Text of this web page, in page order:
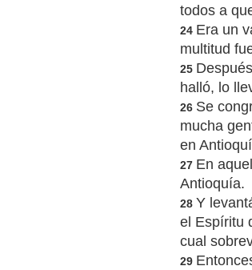
todos a
24 Era un
multitud
25
halló, lo
26 Se
mucha
en
27 En
Antioquía.
28 Y
el Espíritu
cual
29